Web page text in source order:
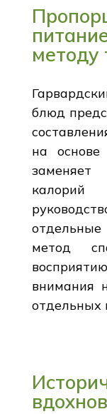
методу
блюд
на
метод
внимания
отдельных